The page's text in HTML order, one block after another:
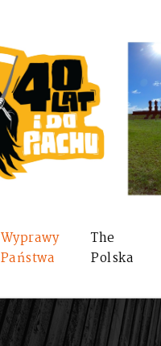
Wyprawy
Państwa
The
Polska